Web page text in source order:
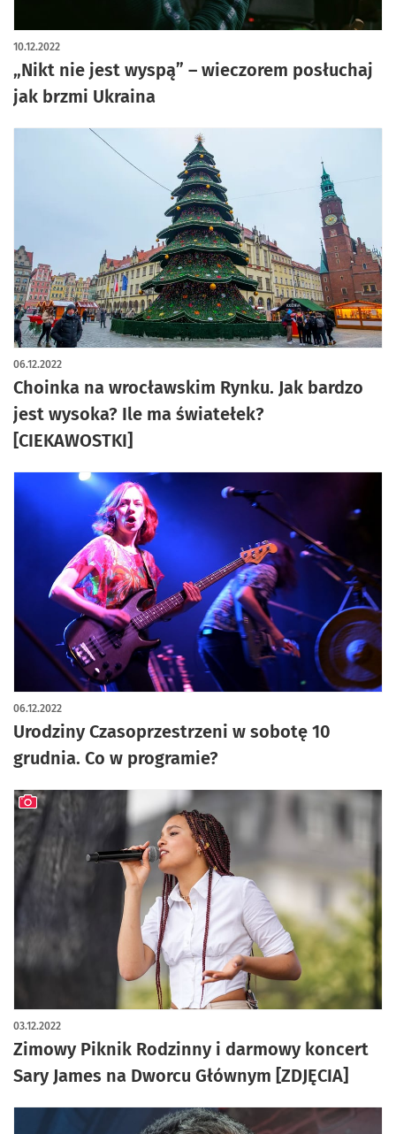
„Nikt nie jest wyspą” – wieczorem posłuchaj
jak brzmi Ukraina
10.12.2022
Choinka na wrocławskim Rynku. Jak bardzo
jest wysoka? Ile ma światełek?
[CIEKAWOSTKI]
06.12.2022
Urodziny Czasoprzestrzeni w sobotę 10
grudnia. Co w programie?
06.12.2022
Zimowy Piknik Rodzinny i darmowy koncert
Sary James na Dworcu Głównym [ZDJĘCIA]
03.12.2022
artykuł z galerią zdjęć